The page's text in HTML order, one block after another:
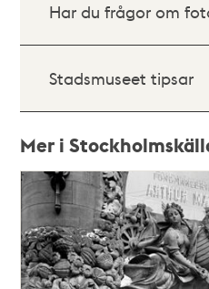
Har du frågor om
Stadsmuseet tipsar
Mer i
Relaterade
poster
och
teman